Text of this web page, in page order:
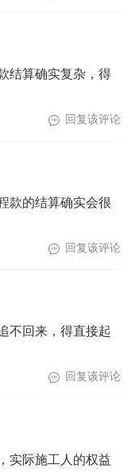
结算确实复杂，得
回复该评论
款的结算确实会很
回复该评论
不回来，得直接起
回复该评论
实际施工人的权益